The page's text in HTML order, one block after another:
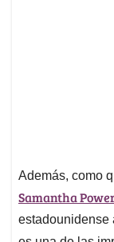
Además, como
Samantha
estadounidense